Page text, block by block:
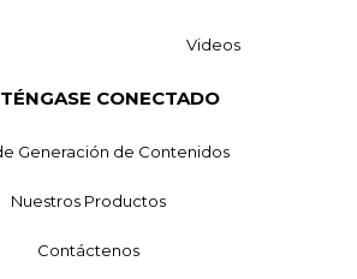
Videos
CONECTADO
Generación de Contenidos
Nuestros Productos
Contáctenos